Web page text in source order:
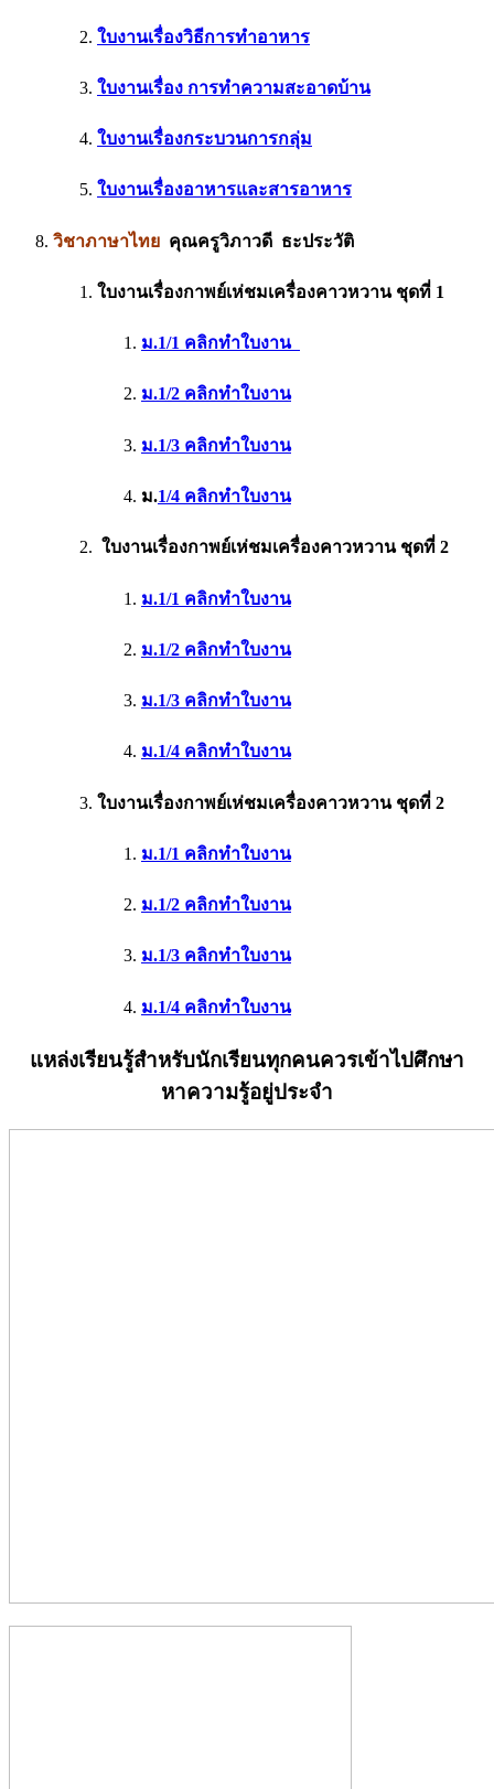
ใบงานเรื่องวิธีการทำอาหาร
ใบงานเรื่อง การทำความสะอาดบ้าน
ใบงานเรื่องกระบวนการกลุ่ม
ใบงานเรื่องอาหารและสารอาหาร
วิชาภาษาไทย คุณครูวิภาวดี ธะประวัติ
ใบงานเรื่องกาพย์เห่ชมเครื่องคาวหวาน ชุดที่ 1
ม.1/1 คลิกทำใบงาน
ม.1/2 คลิกทำใบงาน
ม.1/3 คลิกทำใบงาน
ม.1/4 คลิกทำใบงาน
ใบงานเรื่องกาพย์เห่ชมเครื่องคาวหวาน ชุดที่ 2
ม.1/1 คลิกทำใบงาน
ม.1/2 คลิกทำใบงาน
ม.1/3 คลิกทำใบงาน
ม.1/4 คลิกทำใบงาน
ใบงานเรื่องกาพย์เห่ชมเครื่องคาวหวาน ชุดที่ 2
ม.1/1 คลิกทำใบงาน
ม.1/2 คลิกทำใบงาน
ม.1/3 คลิกทำใบงาน
ม.1/4 คลิกทำใบงาน
แหล่งเรียนรู้สำหรับนักเรียนทุกคนควรเข้าไปศึกษา
หาความรู้อยู่ประจำ